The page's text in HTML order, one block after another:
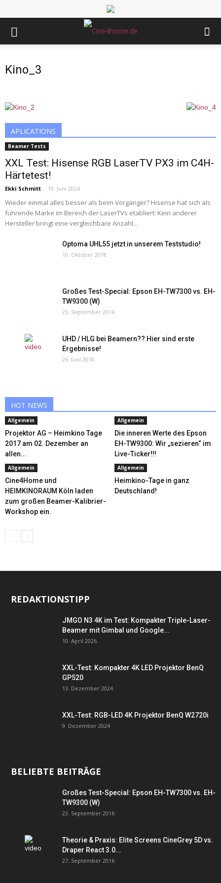
Kino_3
APLICATIONS
Beamer Tests
XXL Test: Hisense RGB LaserTV PX3 im C4H-
Härtetest!
Ekki Schmitt - 19. Juni 2024
Wieder einmal alles besser als beim Vorgänger? Hisense hat sich als
führende Marke im Bereich der LaserTVs etabliert: Kein anderer
Hersteller bringt eine vergleichbare Anzahl...
Optoma UHL55 jetzt in unserem Teststudio!
10. Oktober 2018
Großes Test-Special: Epson EH-TW7300 vs. EH-
TW9300 (W)
23. September 2016
UHD / HLG bei Beamern?? Hier sind erste
Ergebnisse!
26. Juni 2018
HOT NEWS
Allgemein
Projektor AG – Heimkino Tage
2017 am 02. Dezember an
allen...
Allgemein
Die inneren Werte des Epson
EH-TW9300: Wir „sezieren“ im
Live-Ticker!!!
Allgemein
Cine4Home und
HEIMKINORAUM Köln laden
zum großen Beamer-Kalibrier-
Workshop ein.
Allgemein
Heimkino-Tage in ganz
Deutschland!
REDAKTIONSTIPP
JMGO N3 4K im Test: Kompakter Triple-Laser-
Beamer mit Gimbal und Google...
10. April 2026
XXL-Test: Kompakter 4K LED Projektor BenQ
GP520
13. Dezember 2024
XXL-Test: RGB-LED 4K Projektor BenQ W2720i
9. Dezember 2024
BELIEBTE BEITRÄGE
Großes Test-Special: Epson EH-TW7300 vs. EH-
TW9300 (W)
23. September 2016
Theorie & Praxis: Elite Screens CineGrey 5D vs.
Draper React 3.0...
27. September 2016